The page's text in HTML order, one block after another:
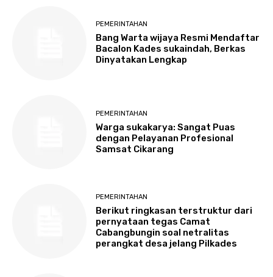
PEMERINTAHAN
Bang Warta wijaya Resmi Mendaftar
Bacalon Kades sukaindah, Berkas
Dinyatakan Lengkap
PEMERINTAHAN
Warga sukakarya: Sangat Puas
dengan Pelayanan Profesional
Samsat Cikarang
PEMERINTAHAN
Berikut ringkasan terstruktur dari
pernyataan tegas Camat
Cabangbungin soal netralitas
perangkat desa jelang Pilkades